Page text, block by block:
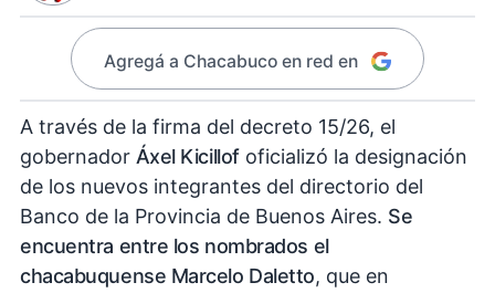
Agregá a Chacabuco en red en
A través de la firma del decreto 15/26, el
gobernador Áxel Kicillofoficializó la designación
de los nuevos integrantes del directorio del
Banco de la Provincia de Buenos Aires. Se
encuentra entre los nombrados el
chacabuquense Marcelo Daletto, que en